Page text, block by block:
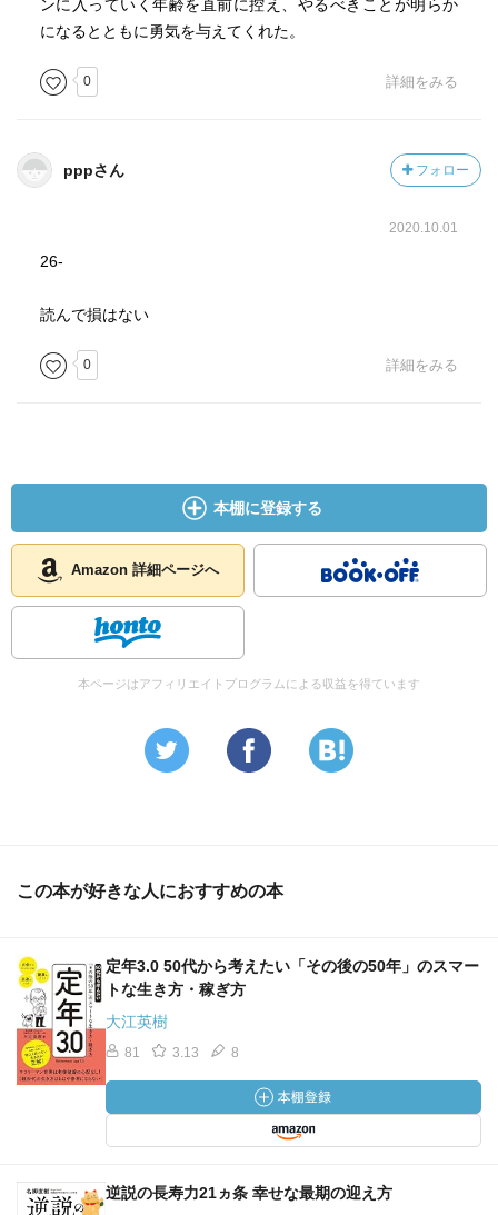
ンに入っていく年齢を直前に控え、やるべきことが明らか
になるとともに勇気を与えてくれた。
0 詳細をみる
pppさん フォロー
2020.10.01
26-
読んで損はない
0 詳細をみる
本棚に登録する
Amazon 詳細ページへ
本ページはアフィリエイトプログラムによる収益を得ています
この本が好きな人におすすめの本
定年3.0 50代から考えたい「その後の50年」のスマー
トな生き方・稼ぎ方
大江英樹
81 3.13 8
逆説の長寿力21ヵ条 幸せな最期の迎え方